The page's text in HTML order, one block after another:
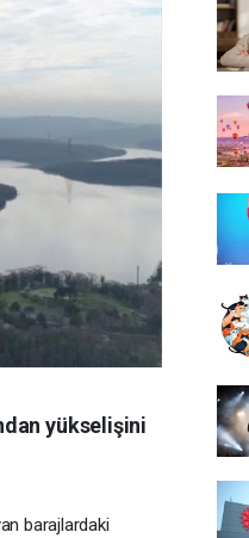
yükselişini
barajlardaki